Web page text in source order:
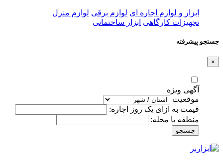
ابزار و لوازم اجاره ای لوازم برقی لوازم منزل
تجهیزات کارگاهی ابزار ساختمانی
جستجو پیشرفته
×
آگهی ویژه
موقعیت
قیمت به ازای یک روز اجاره:
منطقه یا محله:
جستجو